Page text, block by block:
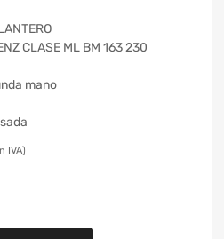
CLASE ML BM 163 230
mano